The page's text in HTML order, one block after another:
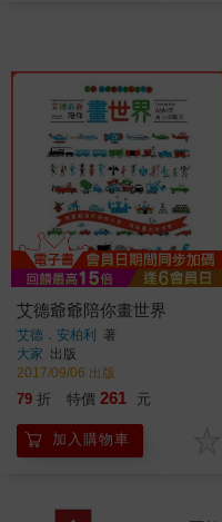
艾德爺爺陪你畫世界
艾德．安柏利
著
大家 出版
2017/09/06 出版
79 折 特價 261 元
加入購物車